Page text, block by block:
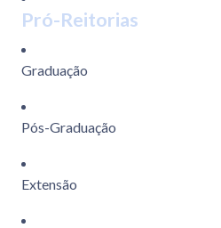
Pró-Reitorias
Graduação
Pós-Graduação
Extensão